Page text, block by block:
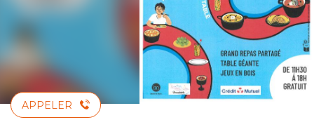
APPELER